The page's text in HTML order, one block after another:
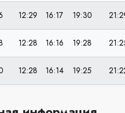
12:29 16:17 19:30
12:28 16:16 19:28
12:28 16:14 19:25